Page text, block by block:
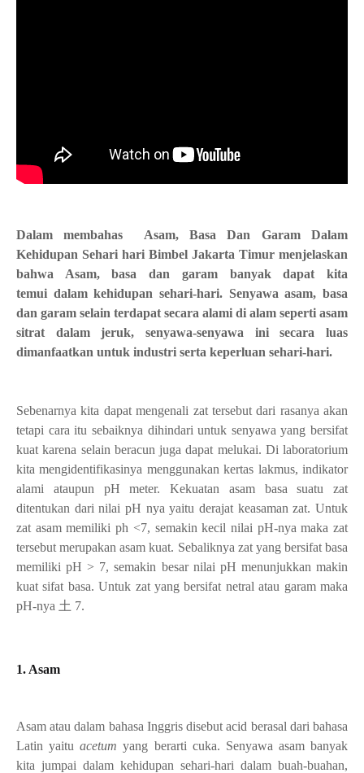
Dalam membahas Asam, Basa Dan Garam Dalam
Kehidupan Sehari hari Bimbel Jakarta Timur menjelaskan
bahwa Asam, basa dan garam banyak dapat kita
temui dalam kehidupan sehari-hari. Senyawa asam, basa
dan garam selain terdapat secara alami di alam seperti asam
sitrat dalam jeruk, senyawa-senyawa ini secara luas
dimanfaatkan untuk industri serta keperluan sehari-hari.
Sebenarnya kita dapat mengenali zat tersebut dari rasanya akan
tetapi cara itu sebaiknya dihindari untuk senyawa yang bersifat
kuat karena selain beracun juga dapat melukai. Di laboratorium
kita mengidentifikasinya menggunakan kertas lakmus, indikator
alami ataupun pH meter. Kekuatan asam basa suatu zat
ditentukan dari nilai pH nya yaitu derajat keasaman zat. Untuk
zat asam memiliki ph <7, semakin kecil nilai pH-nya maka zat
tersebut merupakan asam kuat. Sebaliknya zat yang bersifat basa
memiliki pH > 7, semakin besar nilai pH menunjukkan makin
kuat sifat basa. Untuk zat yang bersifat netral atau garam maka
pH-nya 土 7.
1. Asam
Asam atau dalam bahasa Inggris disebut acid berasal dari bahasa
Latin yaituacetumyang berarti cuka. Senyawa asam banyak
kita jumpai dalam kehidupan sehari-hari dalam buah-buahan,